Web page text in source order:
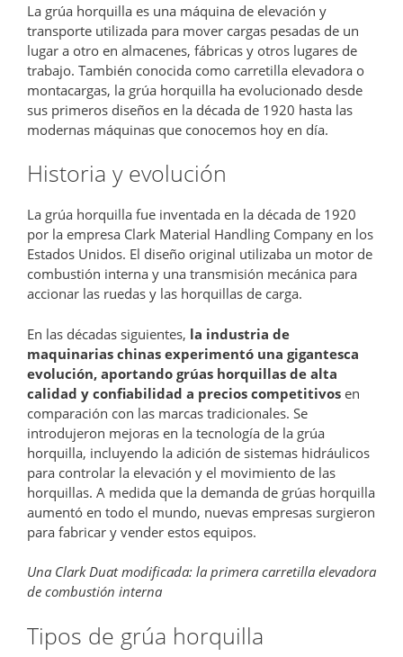
La grúa horquilla es una máquina de elevación y
transporte utilizada para mover cargas pesadas de un
lugar a otro en almacenes, fábricas y otros lugares de
trabajo. También conocida como carretilla elevadora o
montacargas, la grúa horquilla ha evolucionado desde
sus primeros diseños en la década de 1920 hasta las
modernas máquinas que conocemos hoy en día.
Historia y evolución
La grúa horquilla fue inventada en la década de 1920
por la empresa Clark Material Handling Company en los
Estados Unidos. El diseño original utilizaba un motor de
combustión interna y una transmisión mecánica para
accionar las ruedas y las horquillas de carga.
En las décadas siguientes, la industria de
maquinarias chinas experimentó una gigantesca
evolución, aportando grúas horquillas de alta
calidad y confiabilidad a precios competitivos en
comparación con las marcas tradicionales. Se
introdujeron mejoras en la tecnología de la grúa
horquilla, incluyendo la adición de sistemas hidráulicos
para controlar la elevación y el movimiento de las
horquillas. A medida que la demanda de grúas horquilla
aumentó en todo el mundo, nuevas empresas surgieron
para fabricar y vender estos equipos.
Una Clark Duat modificada: la primera carretilla elevadora
de combustión interna
Tipos de grúa horquilla